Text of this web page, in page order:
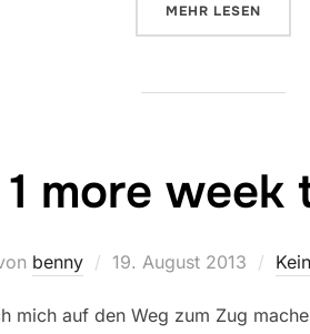
MEHR ÜBER
LESEN
1 more week
benny
Veröffentlicht
19. August 2013
mich auf den Weg zum Zug